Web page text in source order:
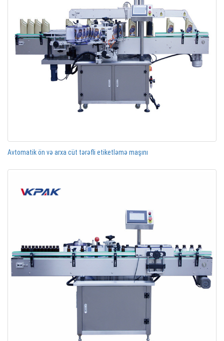
Avtomatik ön və arxa cüt tərəfli etiketləmə maşını